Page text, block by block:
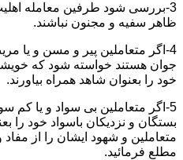
3-بررسی شود طرفین معامله
ظاهر سفیه و مجنون نباشند.
4-اگر متعاملین پیر و مسن و یا
جوان هستند خواسته شود که
خود را بعنوان شاهد همراه بیاورند.
5-اگر متعاملین بی سواد و یا کم
بستگان و نزدیکان باسواد خود را
متعاملین و شهود ایشان را از
مطلع فرمائید.